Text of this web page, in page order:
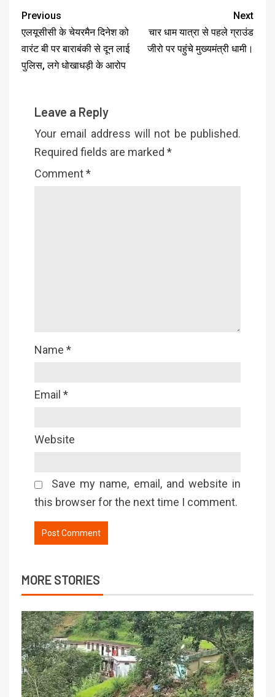
Previous
एलयूसीसी के चेयरमैन दिनेश को
वारंट बी पर बाराबंकी से दून लाई
पुलिस, लगे धोखाधड़ी के आरोप
Next
चार धाम यात्रा से पहले ग्राउंड
जीरो पर पहुंचे मुख्यमंत्री धामी।
Leave a Reply
Your email address will not be published.
Required fields are marked *
Comment*
Name *
Email *
Website
Save my name, email, and website in
this browser for the next time I comment.
MORE STORIES